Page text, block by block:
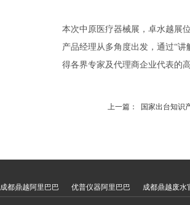
本次中原医疗器械展，卓水越展
产品经理从多角度出发，通过“
得各界专家及代理商企业代表的
上一篇： 国家出台知识
成都鼎越阿里巴巴 优普仪器阿里巴巴 成都鼎越废水